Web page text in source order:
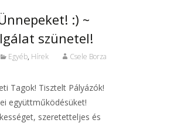
:) ~
szünetel!
Egyéb, Hírek Csele Borza
Tagok! Tisztelt Pályázók!
együttműködésüket!
szeretetteljes és